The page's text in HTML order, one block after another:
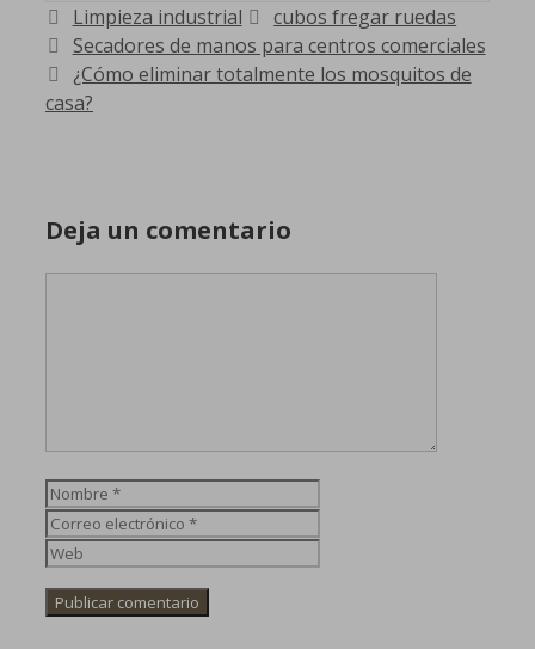
Categorías
Limpieza industrial Etiquetas
cubos fregar ruedas
Secadores de manos para centros comerciales
¿Cómo eliminar totalmente los mosquitos de
casa?
Deja un comentario
Nombre
Correo
electrónico
Web